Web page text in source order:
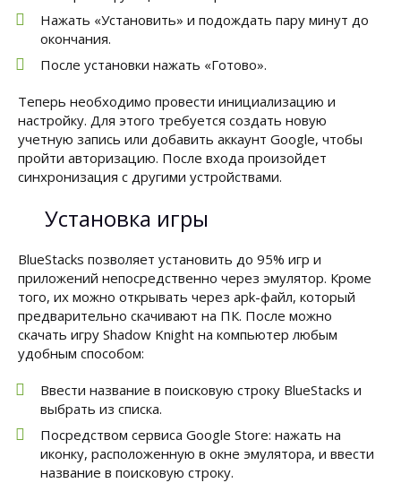
Нажать «Установить» и подождать пару минут до
окончания.
После установки нажать «Готово».
Теперь необходимо провести инициализацию и
настройку. Для этого требуется создать новую
учетную запись или добавить аккаунт Google, чтобы
пройти авторизацию. После входа произойдет
синхронизация с другими устройствами.
Установка игры
BlueStacks позволяет установить до 95% игр и
приложений непосредственно через эмулятор. Кроме
того, их можно открывать через apk-файл, который
предварительно скачивают на ПК. После можно
скачать игру Shadow Knight на компьютер любым
удобным способом:
Ввести название в поисковую строку BlueStacks и
выбрать из списка.
Посредством сервиса Google Store: нажать на
иконку, расположенную в окне эмулятора, и ввести
название в поисковую строку.